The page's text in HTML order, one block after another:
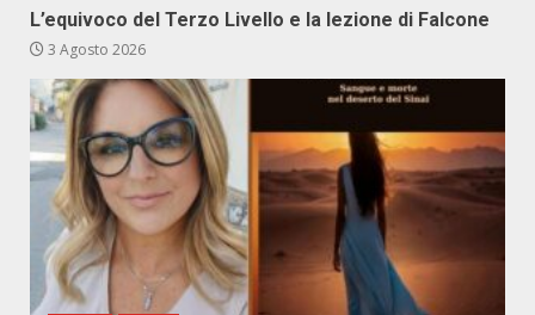
L’equivoco del Terzo Livello e la lezione di Falcone
3 Agosto 2026